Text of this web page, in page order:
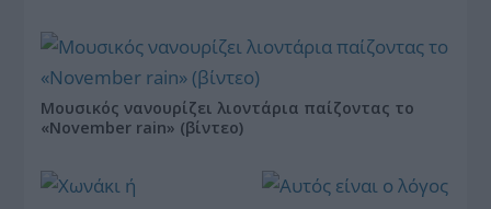
Μουσικός νανουρίζει λιοντάρια παίζοντας το
«November rain» (βίντεο)